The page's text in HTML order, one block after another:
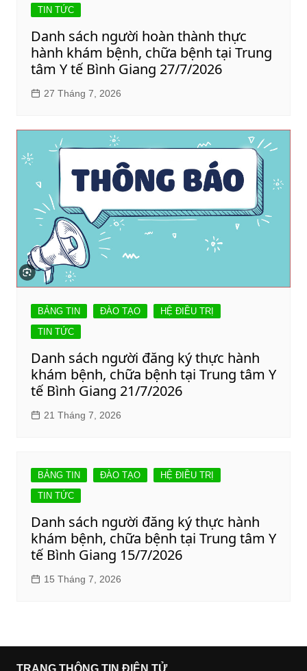
TIN TỨC
Danh sách người hoàn thành thực
hành khám bệnh, chữa bệnh tại Trung
tâm Y tế Bình Giang 27/7/2026
27 Tháng 7, 2026
BẢNG TIN ĐÀO TẠO
HỆ ĐIỀU TRỊ
TIN TỨC
Danh sách người đăng ký thực hành
khám bệnh, chữa bệnh tại Trung tâm Y
tế Bình Giang 21/7/2026
21 Tháng 7, 2026
BẢNG TIN ĐÀO TẠO
HỆ ĐIỀU TRỊ
TIN TỨC
Danh sách người đăng ký thực hành
khám bệnh, chữa bệnh tại Trung tâm Y
tế Bình Giang 15/7/2026
15 Tháng 7, 2026
TRANG THÔNG TIN ĐIỆN TỬ